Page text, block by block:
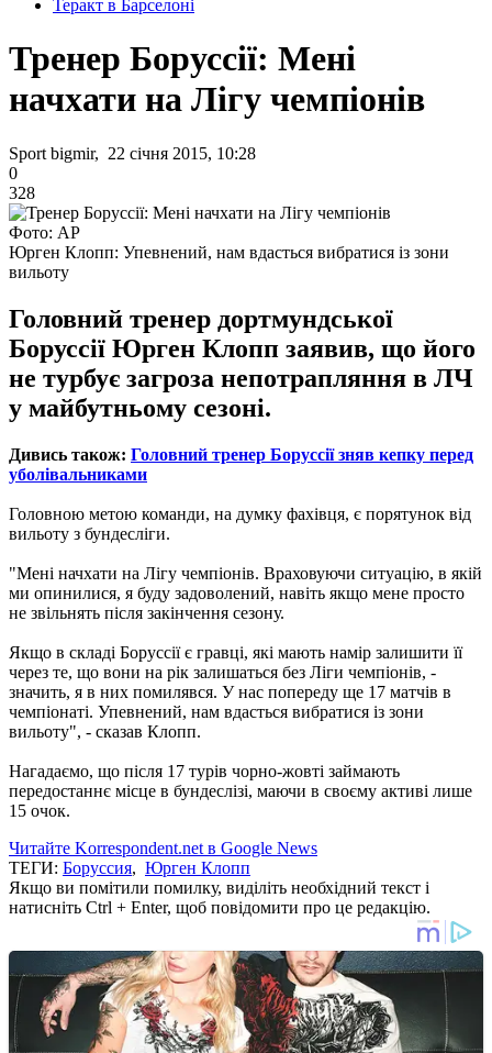
Теракт в Барселоні
Тренер Боруссії: Мені
начхати на Лігу чемпіонів
Sport bigmir, 22 січня 2015, 10:28
0
328
Фото: АР
Юрген Клопп: Упевнений, нам вдасться вибратися із зони
вильоту
Головний тренер дортмундської
Боруссії Юрген Клопп заявив, що його
не турбує загроза непотрапляння в ЛЧ
у майбутньому сезоні.
Дивись також: Головний тренер Боруссії зняв кепку перед
уболівальниками
Головною метою команди, на думку фахівця, є порятунок від
вильоту з бундесліги.
"Мені начхати на Лігу чемпіонів. Враховуючи ситуацію, в якій
ми опинилися, я буду задоволений, навіть якщо мене просто
не звільнять після закінчення сезону.
Якщо в складі Боруссії є гравці, які мають намір залишити її
через те, що вони на рік залишаться без Ліги чемпіонів, -
значить, я в них помилявся. У нас попереду ще 17 матчів в
чемпіонаті. Упевнений, нам вдасться вибратися із зони
вильоту", - сказав Клопп.
Нагадаємо, що після 17 турів чорно-жовті займають
передостаннє місце в бундеслізі, маючи в своєму активі лише
15 очок.
Читайте Korrespondent.net в Google News
ТЕГИ: Боруссия, Юрген Клопп
Якщо ви помітили помилку, виділіть необхідний текст і
натисніть Ctrl + Enter, щоб повідомити про це редакцію.